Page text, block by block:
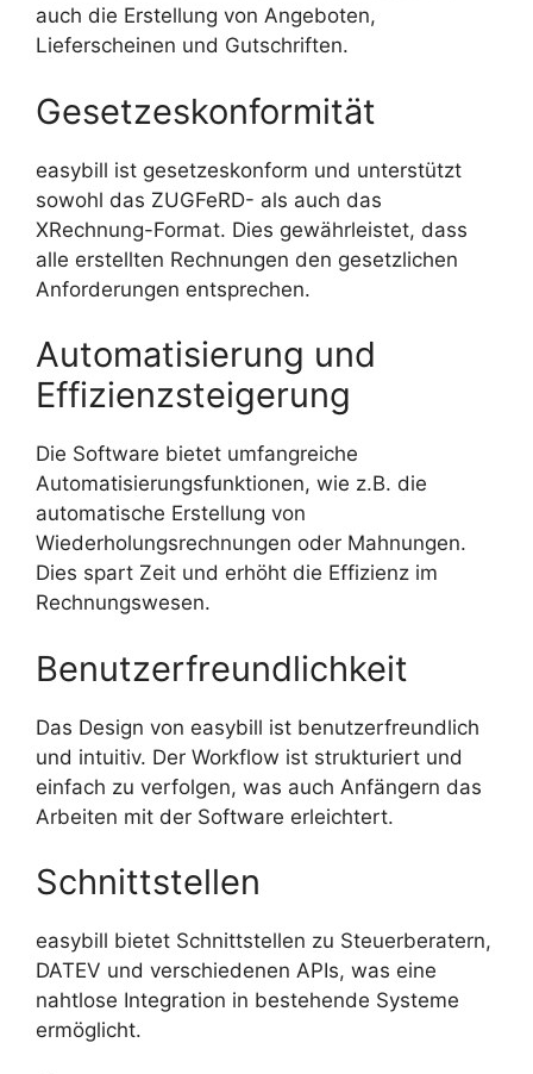
auch die Erstellung von Angeboten,
Lieferscheinen und Gutschriften.
Gesetzeskonformität
easybill ist gesetzeskonform und unterstützt
sowohl das ZUGFeRD- als auch das
XRechnung-Format. Dies gewährleistet, dass
alle erstellten Rechnungen den gesetzlichen
Anforderungen entsprechen.
Automatisierung und
Effizienzsteigerung
Die Software bietet umfangreiche
Automatisierungsfunktionen, wie z.B. die
automatische Erstellung von
Wiederholungsrechnungen oder Mahnungen.
Dies spart Zeit und erhöht die Effizienz im
Rechnungswesen.
Benutzerfreundlichkeit
Das Design von easybill ist benutzerfreundlich
und intuitiv. Der Workflow ist strukturiert und
einfach zu verfolgen, was auch Anfängern das
Arbeiten mit der Software erleichtert.
Schnittstellen
easybill bietet Schnittstellen zu Steuerberatern,
DATEV und verschiedenen APIs, was eine
nahtlose Integration in bestehende Systeme
ermöglicht.